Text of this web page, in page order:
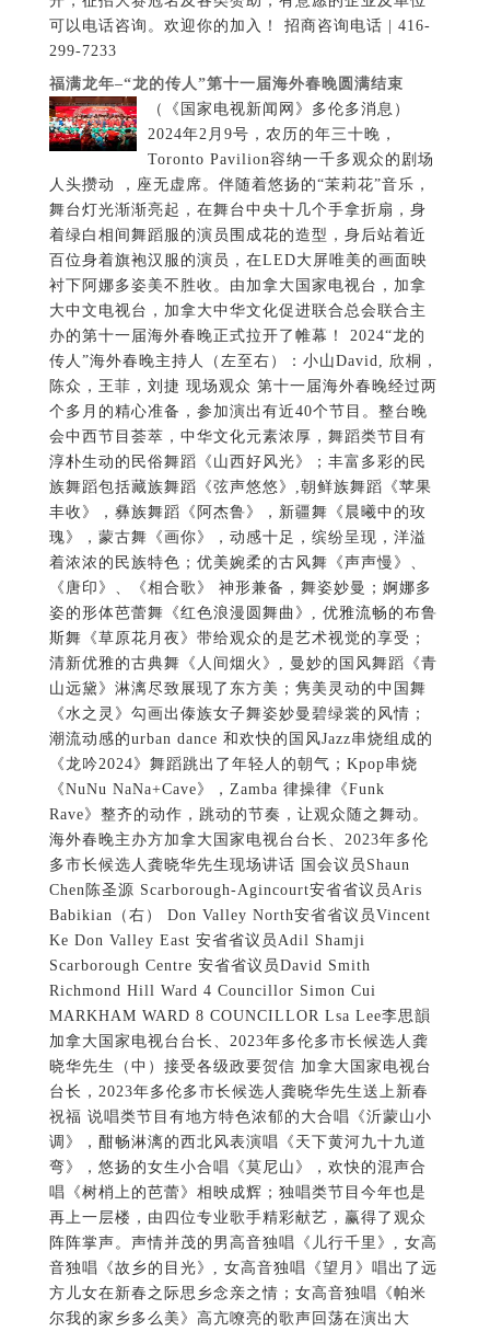
可以电话咨询。欢迎你的加入！ 招商咨询电话 | 416-
299-7233
福满龙年–“龙的传人”第十一届海外春晚圆满结束
（《国家电视新闻网》多伦多消息）
2024年2月9号，农历的年三十晚，
Toronto Pavilion容纳一千多观众的剧场
人头攒动 ，座无虚席。伴随着悠扬的“茉莉花”音乐，
舞台灯光渐渐亮起，在舞台中央十几个手拿折扇，身
着绿白相间舞蹈服的演员围成花的造型，身后站着近
百位身着旗袍汉服的演员，在LED大屏唯美的画面映
衬下阿娜多姿美不胜收。由加拿大国家电视台，加拿
大中文电视台，加拿大中华文化促进联合总会联合主
办的第十一届海外春晚正式拉开了帷幕！ 2024“龙的
传人”海外春晚主持人（左至右）：小山David, 欣桐，
陈众，王菲，刘捷 现场观众 第十一届海外春晚经过两
个多月的精心准备，参加演出有近40个节目。整台晚
会中西节目荟萃，中华文化元素浓厚，舞蹈类节目有
淳朴生动的民俗舞蹈《山西好风光》；丰富多彩的民
族舞蹈包括藏族舞蹈《弦声悠悠》,朝鲜族舞蹈《苹果
丰收》，彝族舞蹈《阿杰鲁》，新疆舞《晨曦中的玫
瑰》，蒙古舞《画你》，动感十足，缤纷呈现，洋溢
着浓浓的民族特色；优美婉柔的古风舞《声声慢》、
《唐印》、《相合歌》 神形兼备，舞姿妙曼；婀娜多
姿的形体芭蕾舞《红色浪漫圆舞曲》, 优雅流畅的布鲁
斯舞《草原花月夜》带给观众的是艺术视觉的享受；
清新优雅的古典舞《人间烟火》, 曼妙的国风舞蹈《青
山远黛》淋漓尽致展现了东方美；隽美灵动的中国舞
《水之灵》勾画出傣族女子舞姿妙曼碧绿裳的风情；
潮流动感的urban dance 和欢快的国风Jazz串烧组成的
《龙吟2024》舞蹈跳出了年轻人的朝气；Kpop串烧
《NuNu NaNa+Cave》，Zamba 律操律《Funk
Rave》整齐的动作，跳动的节奏，让观众随之舞动。
海外春晚主办方加拿大国家电视台台长、2023年多伦
多市长候选人龚晓华先生现场讲话 国会议员Shaun
Chen陈圣源 Scarborough-Agincourt安省省议员Aris
Babikian（右） Don Valley North安省省议员Vincent
Ke Don Valley East 安省省议员Adil Shamji
Scarborough Centre 安省省议员David Smith
Richmond Hill Ward 4 Councillor Simon Cui
MARKHAM WARD 8 COUNCILLOR Lsa Lee李思韻
加拿大国家电视台台长、2023年多伦多市长候选人龚
晓华先生（中）接受各级政要贺信 加拿大国家电视台
台长，2023年多伦多市长候选人龚晓华先生送上新春
祝福 说唱类节目有地方特色浓郁的大合唱《沂蒙山小
调》，酣畅淋漓的西北风表演唱《天下黄河九十九道
弯》，悠扬的女生小合唱《莫尼山》，欢快的混声合
唱《树梢上的芭蕾》相映成辉；独唱类节目今年也是
再上一层楼，由四位专业歌手精彩献艺，赢得了观众
阵阵掌声。声情并茂的男高音独唱《儿行千里》, 女高
音独唱《故乡的目光》, 女高音独唱《望月》唱出了远
方儿女在新春之际思乡念亲之情；女高音独唱《帕米
尔我的家乡多么美》高亢嘹亮的歌声回荡在演出大